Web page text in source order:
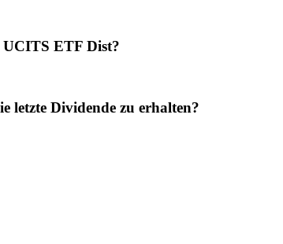
ETF Dist?
letzte Dividende zu erhalten?